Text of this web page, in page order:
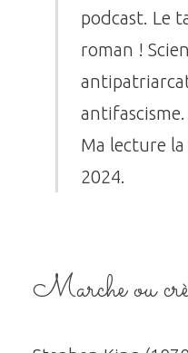
podcast. Le
roman !
Ma lecture
2024.
Marche ou